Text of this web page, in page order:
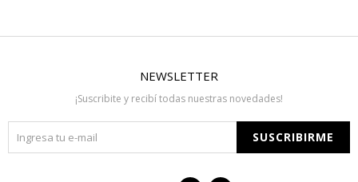
NEWSLETTER
¡Suscribite y recibí todas nuestras novedades!
SUSCRIBIRME